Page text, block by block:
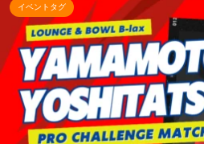
イベントタグ